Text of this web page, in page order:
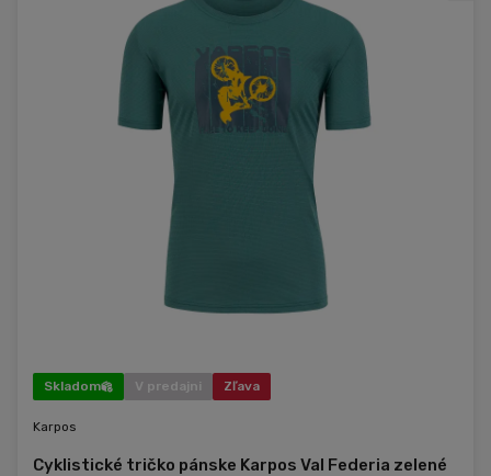
Skladom V predajni Zľava
Karpos
Cyklistické tričko pánske Karpos Val Federia zelené